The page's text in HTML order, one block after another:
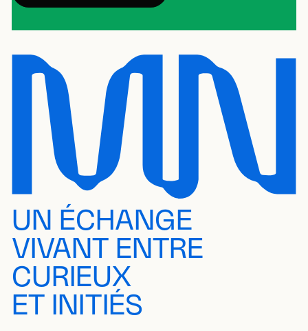
UN ÉCHANGE
VIVANT ENTRE
CURIEUX
ET INITIÉS